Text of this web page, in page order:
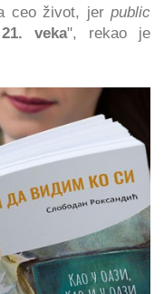
ceo život, jer public
veka", rekao je